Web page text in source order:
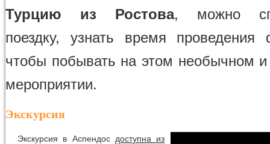
Турцию из Ростова, можно
поездку, узнать время проведения
чтобы побывать на этом необычном и
мероприятии.
Экскурсия
Экскурсия в Аспендос доступна из